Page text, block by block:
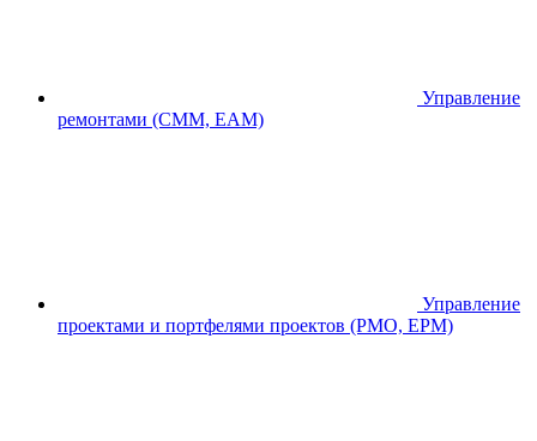
Управление
ремонтами (CMM, EAM)
Управление
проектами и портфелями проектов (PMO, EPM)